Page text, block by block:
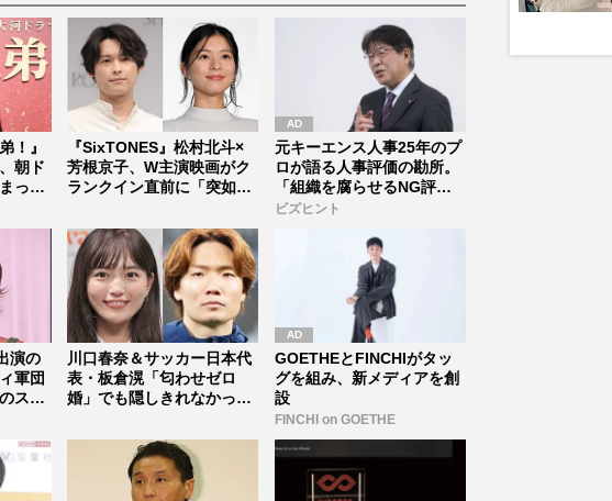
！』
朝ド
った
『SixTONES』松村北斗×
芳根京子、W主演映画がク
ランクイン直前に「突如中
元キーエンス人事25年のプ
ロが語る人事評価の勘所。
「組織を腐らせるNG評
価」とは...
ビズヒント
演の
軍団
スタ
川口春奈＆サッカー日本代
表・板倉滉「匂わせゼロ
婚」でも隠しきれなかった
GOETHEとFINCHIがタッ
グを組み、新メディアを創
設
FINCHI on GOETHE